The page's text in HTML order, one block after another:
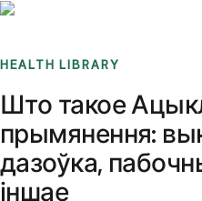
HEALTH LIBRARY
Што такое
прымянення:
дазоўка,
іншае